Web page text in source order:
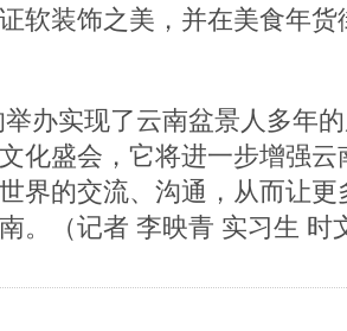
软装饰之美，并在美食年
办实现了云南盆景人多年
化盛会，它将进一步增强
界的交流、沟通，从而让
。（记者 李映青 实习生 时